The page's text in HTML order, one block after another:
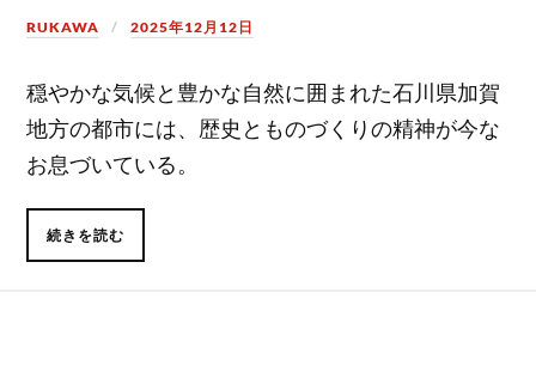
RUKAWA 2025年12月12日
穏やかな気候と豊かな自然に囲まれた石川県加賀
地方の都市には、歴史とものづくりの精神が今な
お息づいている。
続きを読む